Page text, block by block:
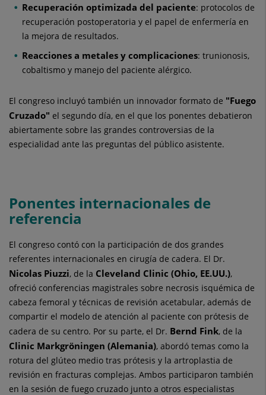
Recuperación optimizada del paciente: protocolos de
recuperación postoperatoria y el papel de enfermería en
la mejora de resultados.
Reacciones a metales y complicaciones: trunionosis,
cobaltismo y manejo del paciente alérgico.
El congreso incluyó también un innovador formato de "Fuego
Cruzado" el segundo día, en el que los ponentes debatieron
abiertamente sobre las grandes controversias de la
especialidad ante las preguntas del público asistente.
Ponentes internacionales de
referencia
El congreso contó con la participación de dos grandes
referentes internacionales en cirugía de cadera. El Dr.
Nicolas Piuzzi, de la Cleveland Clinic (Ohio, EE.UU.),
ofreció conferencias magistrales sobre necrosis isquémica de
cabeza femoral y técnicas de revisión acetabular, además de
compartir el modelo de atención al paciente con prótesis de
cadera de su centro. Por su parte, el Dr. Bernd Fink, de la
Clinic Markgröningen (Alemania), abordó temas como la
rotura del glúteo medio tras prótesis y la artroplastia de
revisión en fracturas complejas. Ambos participaron también
en la sesión de fuego cruzado junto a otros especialistas